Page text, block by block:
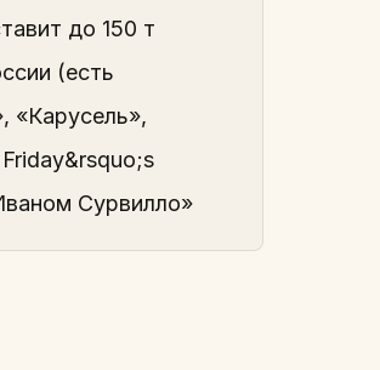
до 150 т
(есть
«Карусель»,
Сурвилло»